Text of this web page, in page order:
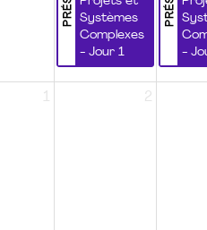
Systèmes
Complexes
- Jour 1
-
1 2